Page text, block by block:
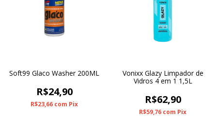
Soft99 Glaco Washer 200ML
R$24,90
R$23,66 com Pix
Vonixx Glazy Limpador de
Vidros 4 em 1 1,5L
R$62,90
R$59,76 com Pix